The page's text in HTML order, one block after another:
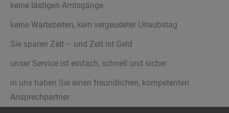
keine lästigen Amtsgänge
keine Wartezeiten, kein vergeudeter Urlaubstag
Sie sparen Zeit – und Zeit ist Geld
unser Service ist einfach, schnell und sicher
in uns haben Sie einen freundlichen, kompetenten
Ansprechpartner